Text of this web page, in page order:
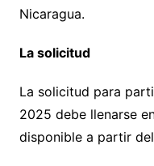
Nicaragua.
La solicitud
La solicitud para
2025 debe llenarse
disponible a partir